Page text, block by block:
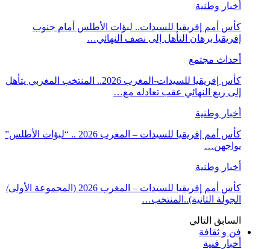
أخبار وطنية
كأس أمم إفريقيا للسيدات.. لبؤات الأطلس أمام جنوب
إفريقيا برهان التأهل إلى نصف النهائي…
أحداث مجتمع
كأس إفريقيا للسيدات-المغرب 2026.. المنتخب المغربي يتأهل
إلى ربع النهائي عقب تعادله مع…
أخبار وطنية
كأس أمم إفريقيا للسيدات – المغرب 2026 .. “لبؤات الأطلس”
يواجهن…
أخبار وطنية
كأس أمم إفريقيا للسيدات – المغرب 2026 (المجموعة الأولى/
الجولة الثانية)..المنتخب…
السابق التالي
فن و ثقافة
أخبار فنية